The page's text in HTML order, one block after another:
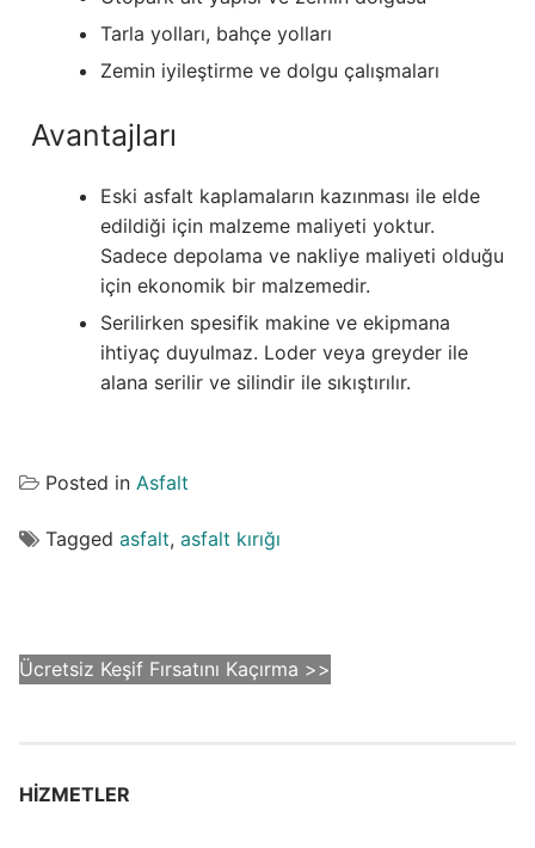
Tarla yolları, bahçe yolları
Zemin iyileştirme ve dolgu çalışmaları
Avantajları
Eski asfalt kaplamaların kazınması ile elde
edildiği için malzeme maliyeti yoktur.
Sadece depolama ve nakliye maliyeti olduğu
için ekonomik bir malzemedir.
Serilirken spesifik makine ve ekipmana
ihtiyaç duyulmaz. Loder veya greyder ile
alana serilir ve silindir ile sıkıştırılır.
Posted in Asfalt
Tagged asfalt, asfalt kırığı
Ücretsiz Keşif Fırsatını Kaçırma >>
HİZMETLER